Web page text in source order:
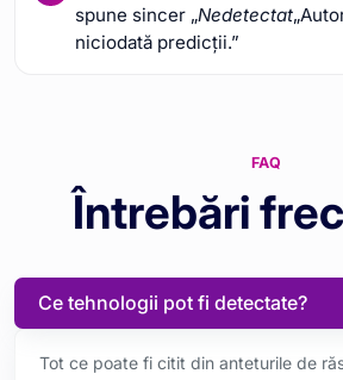
spune sincer „Nedetectat
niciodată predicții.”
FAQ
Întrebări
Ce tehnologii pot fi detectate?
Tot ce poate fi citit din anteturile de